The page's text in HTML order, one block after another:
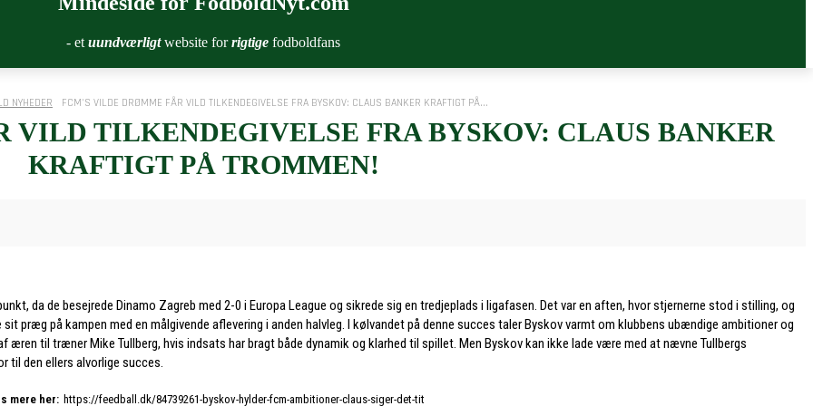
- et uundværligtwebsite forrigtige fodboldfans
NYHEDER FCM'S VILDE DRØMME FÅR VILD TILKENDEGIVELSE FRA BYSKOV: CLAUS BANKER KRAFTIGT PÅ...
VILD TILKENDEGIVELSE FRA BYSKOV: CLAUS BANKER
KRAFTIGT PÅ TROMMEN!
da de besejrede Dinamo Zagreb med 2-0 i Europa League og sikrede sig en tredjeplads i ligafasen. Det var en aften, hvor stjernerne stod i stilling, og
præg på kampen med en målgivende aflevering i anden halvleg. I kølvandet på denne succes taler Byskov varmt om klubbens ubændige ambitioner og
til træner Mike Tullberg, hvis indsats har bragt både dynamik og klarhed til spillet. Men Byskov kan ikke lade være med at nævne Tullbergs
til den ellers alvorlige succes.
mere her: https://feedball.dk/84739261-byskov-hylder-fcm-ambitioner-claus-siger-det-tit